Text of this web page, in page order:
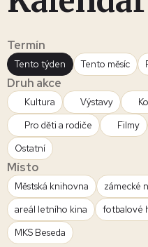
Termín
Tento týden Tento měsíc
Druh akce
Kultura Výstavy
Pro děti a rodiče
Filmy
Ostatní
Místo
Městská knihovna zámecké
areál letního kina
fotbalové
MKS Beseda